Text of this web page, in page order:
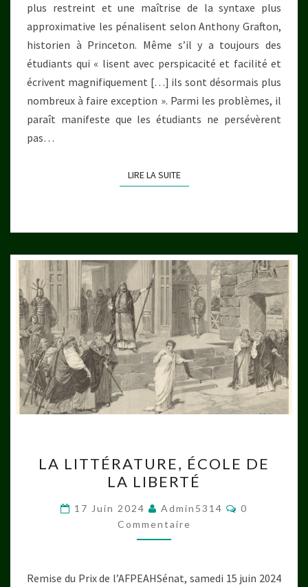
plus restreint et une maîtrise de la syntaxe plus
approximative les pénalisent selon Anthony Grafton,
historien à Princeton. Même s’il y a toujours des
étudiants qui « lisent avec perspicacité et facilité et
écrivent magnifiquement […] ils sont désormais plus
nombreux à faire exception ». Parmi les problèmes, il
paraît manifeste que les étudiants ne persévèrent
pas…
LIRE LA SUITELIRE LA SUITE
LITTÉRATURE,
ÉCOLE
DE
LA
LIBERTÉ
LA LITTÉRATURE, ÉCOLE DE
LA LIBERTÉ
17 Juin 2024 Admin5314
0
Commentaire
Remise du Prix de l’AFPEAHSénat, samedi 15 juin 2024